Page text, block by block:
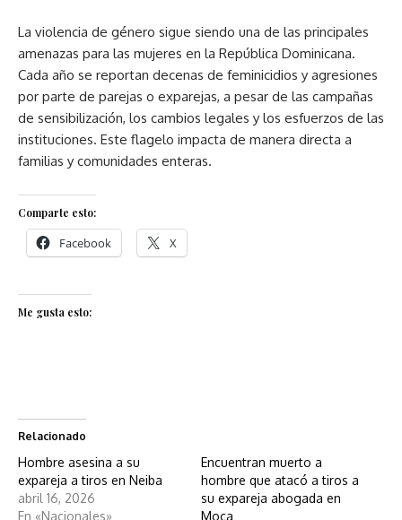
La violencia de género sigue siendo una de las principales
amenazas para las mujeres en la República Dominicana.
Cada año se reportan decenas de feminicidios y agresiones
por parte de parejas o exparejas, a pesar de las campañas
de sensibilización, los cambios legales y los esfuerzos de las
instituciones. Este flagelo impacta de manera directa a
familias y comunidades enteras.
Comparte esto:
Facebook X
Me gusta esto:
Relacionado
Hombre asesina a su
expareja a tiros en Neiba
abril 16, 2026
En «Nacionales»
Encuentran muerto a
hombre que atacó a tiros a
su expareja abogada en
Moca